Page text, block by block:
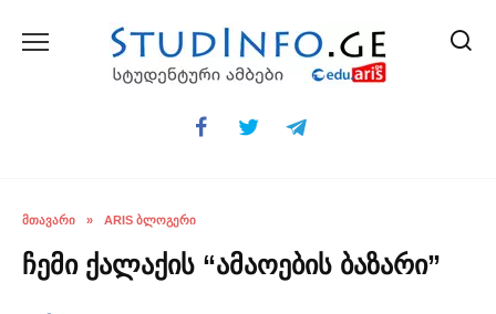
ᲛᲗᲐᲕᲐᲠᲘ » ARIS ᲑᲚᲝᲒᲔᲠᲘ
ჩემი ქალაქის “ამაოების ბაზარი”